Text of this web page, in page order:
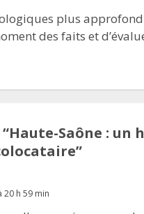
plus
des faits et
Haute-Saône : un
”
20 h 59 min